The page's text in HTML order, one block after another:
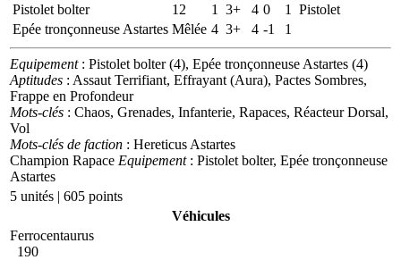
Pistolet bolter
12 1 3+ 4 0 1
Pistolet
Epée tronçonneuse Astartes Mêlée 4 3+ 4 -1 1
Equipement: Pistolet bolter (4), Epée tronçonneuse Astartes (4)
Aptitudes : Assaut Terrifiant, Effrayant (Aura), Pactes Sombres,
Frappe en Profondeur
Mots-clés : Chaos, Grenades, Infanterie, Rapaces, Réacteur Dorsal,
Vol
Mots-clés de faction : Hereticus Astartes
Champion Rapace Equipement: Pistolet bolter, Epée tronçonneuse
Astartes
5 unités | 605 points
Véhicules
Ferrocentaurus
190